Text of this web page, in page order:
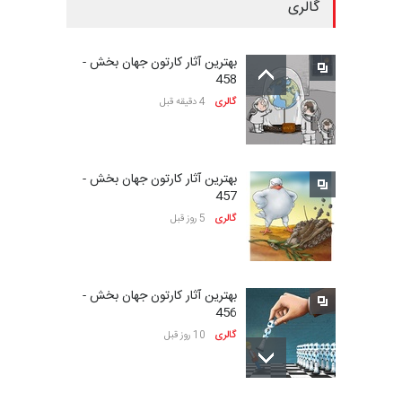
مهلت 24 روز دیگر
مهلت 24 روز دیگر
مهلت 25 روز دیگر
گالری
بهترین آثار کارتون جهان بخش -
458
گالری 4 دقیقه قبل
بهترین آثار کارتون جهان بخش -
457
گالری 5 روز قبل
بهترین آثار کارتون جهان بخش -
456
گالری 10 روز قبل